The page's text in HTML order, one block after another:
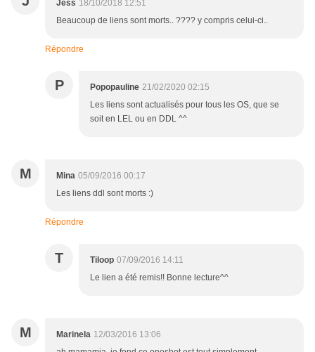
Jess 18/10/2018 12:51
Beaucoup de liens sont morts.. ???? y compris celui-ci..
Répondre
P Popopauline 21/02/2020 02:15
Les liens sont actualisés pour tous les OS, que se
soit en LEL ou en DDL ^^
M Mina 05/09/2016 00:17
Les liens ddl sont morts :)
Répondre
T Tiloop 07/09/2016 14:11
Le lien a été remis!! Bonne lecture^^
M Marinela 12/03/2016 13:06